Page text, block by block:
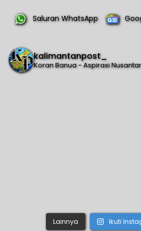
Saluran WhatsApp
kalimantanpost_
Koran Banua - Aspirasi
Lainnya Ikuti